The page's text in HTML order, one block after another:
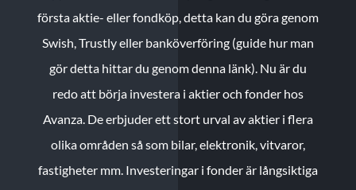
första aktie- eller fondköp, detta kan du göra genom
Swish, Trustly eller banköverföring (guide hur man
gör detta hittar du genom denna länk). Nu är du
redo att börja investera i aktier och fonder hos
Avanza. De erbjuder ett stort urval av aktier i flera
olika områden så som bilar, elektronik, vitvaror,
fastigheter mm. Investeringar i fonder är långsiktiga